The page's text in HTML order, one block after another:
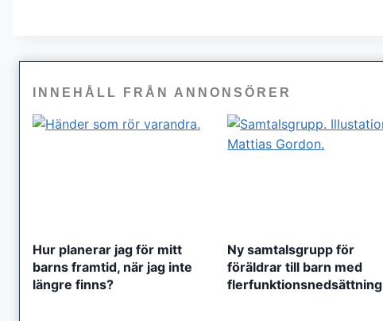
INNEHÅLL FRÅN ANNONSÖRER
Hur planerar jag för mitt
barns framtid, när jag inte
längre finns?
Ny samtalsgrupp för
föräldrar till barn med
flerfunktionsnedsättning